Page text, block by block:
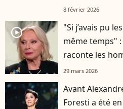
8 février 2026
player2
"Si j’avais pu
même temps"
raconte les
29 mars 2026
Avant
Foresti a été